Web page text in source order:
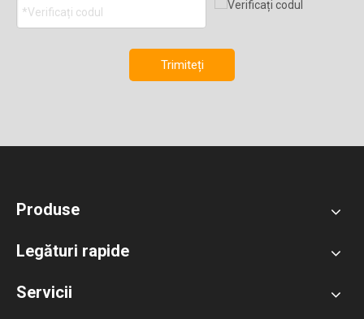
Trimiteți
Produse
Legături rapide
Servicii